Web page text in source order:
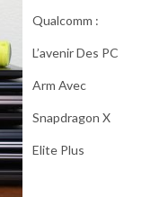
Qualcomm :
L’avenir Des PC
Arm Avec
Snapdragon X
Elite Plus